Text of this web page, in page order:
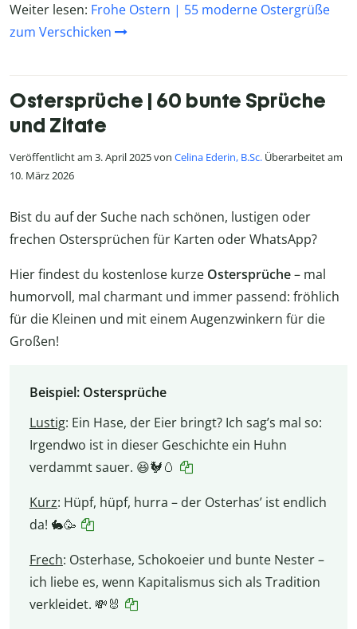
Weiter lesen: Frohe Ostern | 55 moderne Ostergrüße
zum Verschicken
Ostersprüche | 60 bunte Sprüche
und Zitate
Veröffentlicht am 3. April 2025 von Celina Ederin, B.Sc. Überarbeitet am
10. März 2026
Bist du auf der Suche nach schönen, lustigen oder
frechen Ostersprüchen für Karten oder WhatsApp?
Hier findest du kostenlose kurze Ostersprüche– mal
humorvoll, mal charmant und immer passend: fröhlich
für die Kleinen und mit einem Augenzwinkern für die
Großen!
Beispiel: Ostersprüche
Lustig: Ein Hase, der Eier bringt? Ich sag’s mal so:
Irgendwo ist in dieser Geschichte ein Huhn
verdammt sauer. 😆🐓🥚
Kurz: Hüpf, hüpf, hurra – der Osterhas’ ist endlich
da! 🐇🥳
Frech: Osterhase, Schokoeier und bunte Nester –
ich liebe es, wenn Kapitalismus sich als Tradition
verkleidet. 💸🐰